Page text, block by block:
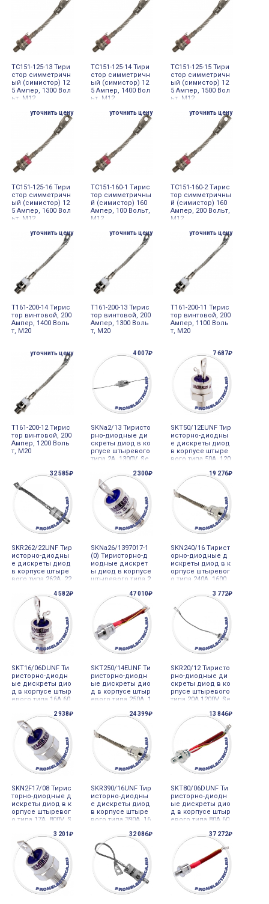
ТС151-125-13 Тири
стор симметричн
ый (симистор) 12
5 Ампер, 1300 Вол
ьт, М12
ТС151-125-14 Тири
стор симметричн
ый (симистор) 12
5 Ампер, 1400 Вол
ьт, М12
ТС151-125-15 Тири
стор симметричн
ый (симистор) 12
5 Ампер, 1500 Вол
ьт, М12
уточнить цену
ТС151-125-16 Тири
стор симметричн
ый (симистор) 12
5 Ампер, 1600 Вол
ьт, М12
уточнить цену
ТС151-160-1 Тирис
тор симметричны
й (симистор) 160
Ампер, 100 Вольт,
М12
уточнить цену
ТС151-160-2 Тирис
тор симметричны
й (симистор) 160
Ампер, 200 Вольт,
М12
уточнить цену
Т161-200-14 Тирис
тор винтовой, 200
Ампер, 1400 Воль
т, М20
уточнить цену
Т161-200-13 Тирис
тор винтовой, 200
Ампер, 1300 Воль
т, М20
уточнить цену
Т161-200-11 Тирис
тор винтовой, 200
Ампер, 1100 Воль
т, М20
уточнить цену
Т161-200-12 Тирис
тор винтовой, 200
Ампер, 1200 Воль
т, М20
4 007₽
SKNa2/13 Тиристо
рно-диодные ди
скреты диод в ко
рпусе штыревого
типа 2A 1300V, Se
7 687₽
SKT50/12EUNF Тир
исторно-диодны
е дискреты диод
в корпусе штыре
вого типа 50A 120
32 585₽
SKR262/22UNF Тир
исторно-диодны
е дискреты диод
в корпусе штыре
вого типа 262A 22
2 300₽
SKNa26/1397017-1
(0) Тиристорно-д
иодные дискрет
ы диод в корпусе
штыревого типа 2
19 276₽
SKN240/16 Тирист
орно-диодные д
искреты диод в к
орпусе штыревог
о типа 240A 1600
4 582₽
SKT16/06DUNF Ти
ристорно-диодн
ые дискреты дио
д в корпусе штыр
евого типа 16A 60
47 010₽
SKT250/14EUNF Ти
ристорно-диодн
ые дискреты дио
д в корпусе штыр
евого типа 250A 1
3 772₽
SKR20/12 Тиристо
рно-диодные ди
скреты диод в ко
рпусе штыревого
типа 20A 1200V, Se
2 938₽
SKN2F17/08 Тирис
торно-диодные д
искреты диод в к
орпусе штыревог
о типа 17A 800V, S
24 399₽
SKR390/16UNF Тир
исторно-диодны
е дискреты диод
в корпусе штыре
вого типа 390A 16
13 846₽
SKT80/06DUNF Ти
ристорно-диодн
ые дискреты дио
д в корпусе штыр
евого типа 80A 60
3 201₽ 32 086₽ 37 272₽